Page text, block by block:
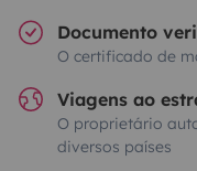
Documento
O certificado de
Viagens ao
O proprietário
diversos países